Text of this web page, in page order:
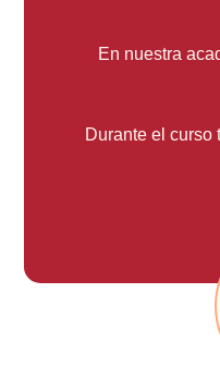
En nuestra
Durante el curso